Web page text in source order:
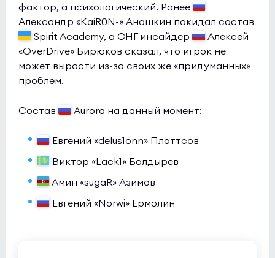
фактор, а психологический. Ранее
Александр «KaiR0N-» Анашкин покидал состав
Spirit Academy, а СНГ инсайдер
Алексей
«OverDrive» Бирюков сказал, что игрок не
может вырасти из-за своих же «придуманных»
проблем.
Состав Aurora на данный момент:
Евгений «delus1onn» Плоттсов
Виктор «Lack1» Болдырев
Амин «sugaR» Азимов
Евгений «Norwi» Ермолин